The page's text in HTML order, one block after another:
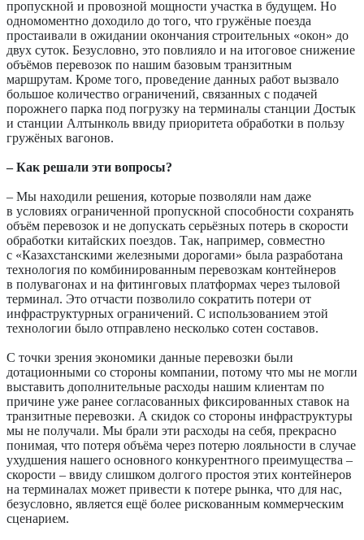
пропускной и провозной мощности участка в будущем. Но
одномоментно доходило до того, что гружёные поезда
простаивали в ожидании окончания строительных «окон» до
двух суток. Безусловно, это повлияло и на итоговое снижение
объёмов перевозок по нашим базовым транзитным
маршрутам. Кроме того, проведение данных работ вызвало
большое количество ограничений, связанных с подачей
порожнего парка под погрузку на терминалы станции Достык
и станции Алтынколь ввиду приоритета обработки в пользу
гружёных вагонов.
– Как решали эти вопросы?
– Мы находили решения, которые позволяли нам даже
в условиях ограниченной пропускной способности сохранять
объём перевозок и не допускать серьёзных потерь в скорости
обработки китайских поездов. Так, например, совместно
с «Казахстанскими железными дорогами» была разработана
технология по комбинированным перевозкам контейнеров
в полувагонах и на фитинговых платформах через тыловой
терминал. Это отчасти позволило сократить потери от
инфраструктурных ограничений. С использованием этой
технологии было отправлено несколько сотен составов.
С точки зрения экономики данные перевозки были
дотационными со стороны компании, потому что мы не могли
выставить дополнительные расходы нашим клиентам по
причине уже ранее согласованных фиксированных ставок на
транзитные перевозки. А скидок со стороны инфраструктуры
мы не получали. Мы брали эти расходы на себя, прекрасно
понимая, что потеря объёма через потерю лояльности в случае
ухудшения нашего основного конкурентного преимущества –
скорости – ввиду слишком долгого простоя этих контейнеров
на терминалах может привести к потере рынка, что для нас,
безусловно, является ещё более рискованным коммерческим
сценарием.